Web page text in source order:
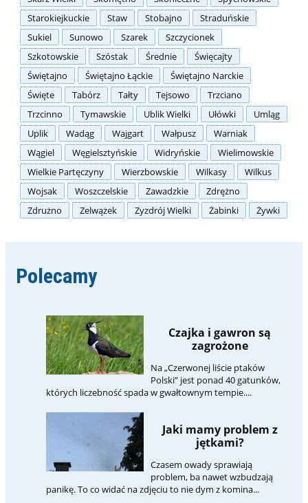
Starokiejkuckie
Staw Stobajno
Straduńskie
Sukiel
Sunowo Szarek
Szczycionek
Szkotowskie
Szóstak Średnie
Święcajty
Świętajno
Świętajno Łąckie
Świętajno Narckie
Święte
Tabórz Tałty Tejsowo
Trzciano
Trzcinno
Tymawskie Ublik Wielki Ułówki
Umląg
Uplik
Wadąg Wajgart Wałpusz
Warniak
Wągiel
Węgielsztyńskie Widryńskie
Wielimowskie
Wielkie Partęczyny
Wierzbowskie Wilkasy
Wilkus
Wojsak
Woszczelskie Zawadzkie
Zdrężno
Zdrużno
Zelwążek Zyzdrój Wielki Żabinki Żywki
Polecamy
Czajka i gawron są
zagrożone
Na „Czerwonej liście ptaków
Polski” jest ponad 40 gatunków,
których liczebność spada w gwałtownym tempie....
Jaki mamy problem z
jętkami?
Czasem owady sprawiają
problem, ba nawet wzbudzają
panikę. To co widać na zdjęciu to nie dym z komina...